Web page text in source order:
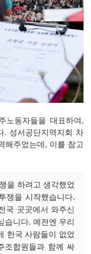
노동자들을 대표하여,
. 성서공단지역지회 차
해주었는데, 이를 참고
을 하려고 생각했었
쟁을 시작했습니다.
국 곳곳에서 와주신
습니다. 예전엔 우리
한국 사람들이 없었
조합원들과 함께 싸